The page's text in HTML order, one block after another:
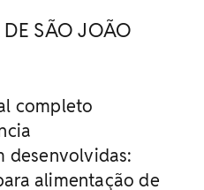
SÃO JOÃO
completo
desenvolvidas:
alimentação de